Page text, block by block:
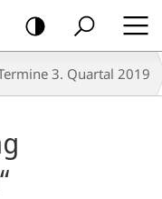
3. Quartal 2019